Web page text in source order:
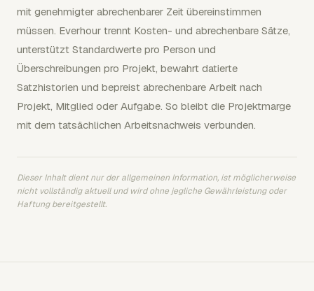
mit genehmigter abrechenbarer Zeit übereinstimmen
müssen. Everhour trennt Kosten- und abrechenbare Sätze,
unterstützt Standardwerte pro Person und
Überschreibungen pro Projekt, bewahrt datierte
Satzhistorien und bepreist abrechenbare Arbeit nach
Projekt, Mitglied oder Aufgabe. So bleibt die Projektmarge
mit dem tatsächlichen Arbeitsnachweis verbunden.
Dieser Inhalt dient nur der allgemeinen Information, ist möglicherweise
nicht vollständig aktuell und wird ohne jegliche Gewährleistung oder
Haftung bereitgestellt.